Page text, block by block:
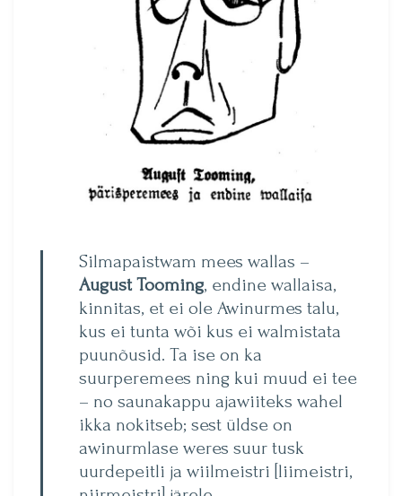
Silmapaistwam mees wallas –
August Tooming, endine wallaisa,
kinnitas, et ei ole Awinurmes talu,
kus ei tunta wõi kus ei walmistata
puunõusid. Ta ise on ka
suurperemees ning kui muud ei tee
– no saunakappu ajawiiteks wahel
ikka nokitseb; sest üldse on
awinurmlase weres suur tusk
uurdepeitli ja wiilmeistri [liimeistri,